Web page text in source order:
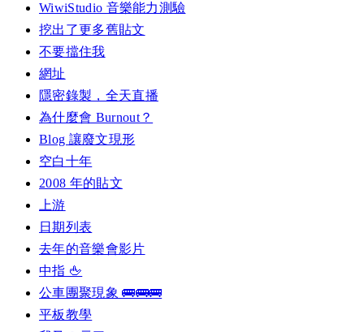
WiwiStudio 音樂能力測驗
挖出了更多舊貼文
不要擋住我
網址
隱密錄製，全天直播
為什麼會 Burnout？
Blog 讓廢文現形
空白十年
2008 年的貼文
上游
日期列表
去年的音樂會影片
中指 🖕
公車團聚現象 🚌🚌🚌
平板教學